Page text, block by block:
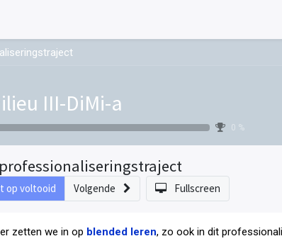
III-DiMi-a
0 %
op voltooid Volgende Fullscreen
zetten we in op blended leren, zo ook in dit